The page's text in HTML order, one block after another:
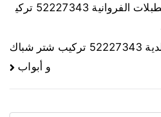
فني تركيب شتر اسطبلات الفروانية 52227343 تركي
فني تركيب شتر الخالدية 52227343 تركيب شتر شباك
و أبواب